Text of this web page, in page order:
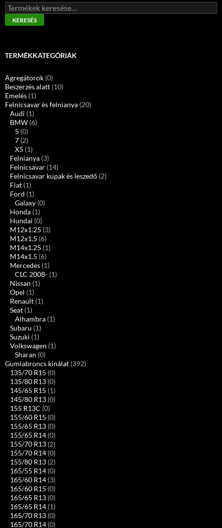
Keresés
a
következőre:
KERESÉS
TERMÉKKATEGÓRIÁK
Agregátorok (0)
Beszerzés alatt (10)
Emelés (1)
Felnicsavar és felnianya (20)
Audi (1)
BMW (6)
5 (0)
7 (2)
X5 (1)
Felnianya (3)
Felnicsavar (14)
Felnicsavar kupak és leszedő (2)
Fiat (1)
Ford (1)
Galaxy (0)
Honda (1)
Hundai (0)
M12x1.25 (3)
M12x1.5 (6)
M14x1.25 (1)
M14x1.5 (6)
Mercedes (1)
CLC 2008- (1)
Nissan (1)
Opel (1)
Renault (1)
Seat (1)
Alhambra (1)
Subaru (1)
Suzuki (1)
Volkswagen (1)
Sharan (0)
Gumiabroncs kínálat (392)
135/70 R15 (0)
135/80 R13 (0)
145/65 R15 (1)
145/80 R13 (0)
155 R13C (0)
155/60 R15 (0)
155/65 R13 (0)
155/65 R14 (0)
155/70 R13 (2)
155/70 R14 (0)
155/80 R13 (2)
165/55 R14 (0)
165/60 R14 (3)
165/60 R15 (0)
165/65 R13 (0)
165/65 R14 (1)
165/70 R13 (0)
165/70 R14 (0)